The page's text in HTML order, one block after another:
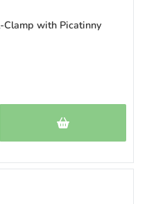
Clamp with Picatinny